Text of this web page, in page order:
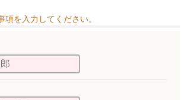
を入力してください。